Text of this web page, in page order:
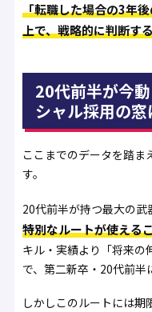
「転職した場合の3年
上で、戦略的に判断す
20代前半が今
シャル採用の
ここまでのデータを踏ま
す。
20代前半が持つ最大の武
特別なルートが使える
キル・実績より「将来の
で、第二新卒・20代前半
しかしこのルートには期